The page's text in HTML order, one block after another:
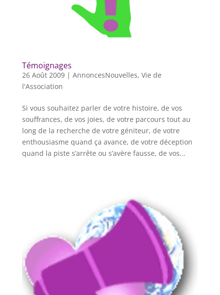
Témoignages
26 Août 2009| AnnoncesNouvelles, Vie de
l'Association
Si vous souhaitez parler de votre histoire, de vos
souffrances, de vos joies, de votre parcours tout au
long de la recherche de votre géniteur, de votre
enthousiasme quand ça avance, de votre déception
quand la piste s’arrête ou s’avère fausse, de vos...